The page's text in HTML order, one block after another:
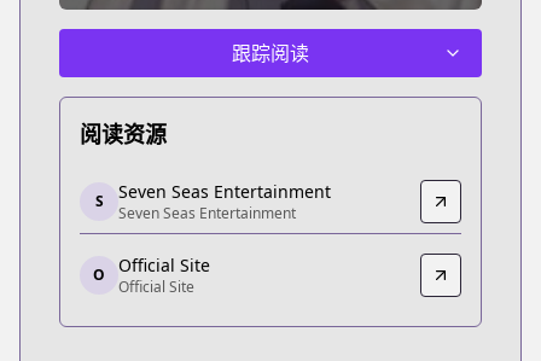
跟踪阅读
阅读资源
Seven Seas Entertainment
Seven Seas Entertainment
https://sevenseasentertainment.com/series/
Official Site
Official Site
https://comic-earthstar.jp/detail/doratama/
S Seven Seas Entertainment
Seven Seas Entertainment
O Official Site
Official Site